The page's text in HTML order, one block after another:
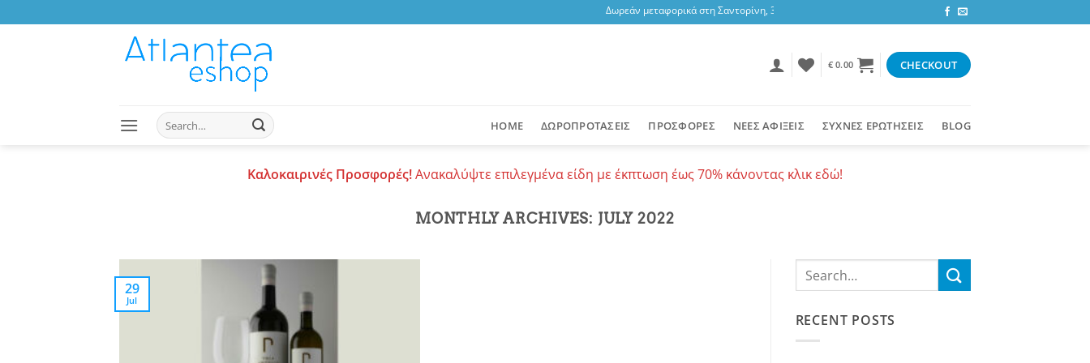
to
Δωρεάν μεταφορικά στη Σαντορίνη, 3,47 ευρώ στην υπόλοιπη Ελλάδα ή δωρεάν για αγορές 50+ ευρώ
€0.00 CHECKOUT
Search
for:
HOME ΔΩΡΟΠΡΟΤΑΣΕΙΣ ΠΡΟΣΦΟΡΕΣ ΝΕΕΣ ΑΦΙΞΕΙΣ ΣΥΧΝΕΣ ΕΡΩΤΗΣΕΙΣ BLOG
Καλοκαιρινές Προσφορές!Ανακαλύψτε επιλεγμένα είδη με έκπτωση έως 70% κάνοντας κλικ εδώ!
MONTHLY ARCHIVES: JULY 2022
29
Jul
RECENT POSTS